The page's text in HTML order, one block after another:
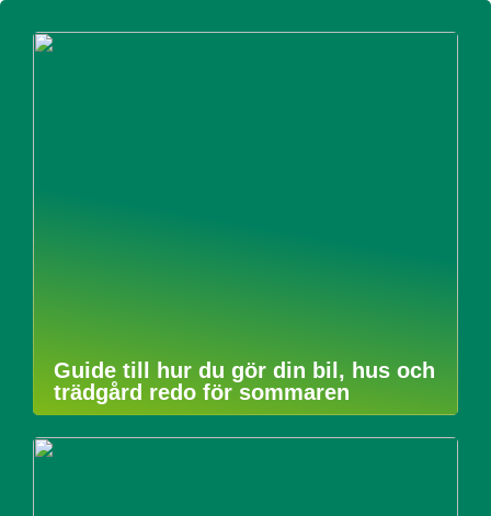
Guide till hur du gör din bil, hus och
trädgård redo för sommaren